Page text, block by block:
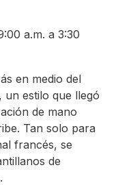
a.m. a 3:30
en medio del
estilo que llegó
de mano
Tan solo para
francés, se
de